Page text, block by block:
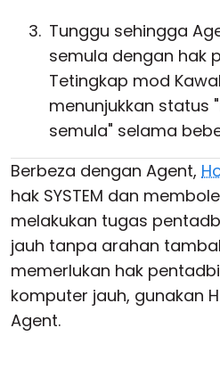
Tunggu sehingga
semula dengan hak
Tetingkap mod
menunjukkan status
semula" selama
Berbeza dengan Agent,
hak SYSTEM dan
melakukan tugas
jauh tanpa arahan
memerlukan hak
komputer jauh, gunakan
Agent.